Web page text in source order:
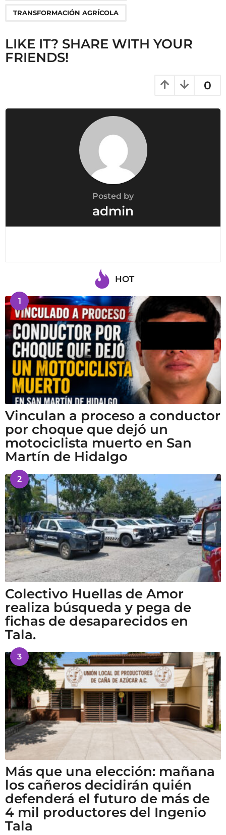
TRANSFORMACIÓN AGRÍCOLA
LIKE IT? SHARE WITH YOUR
FRIENDS!
0
Posted by
admin
HOT
1
Vinculan a proceso a conductor
por choque que dejó un
motociclista muerto en San
Martín de Hidalgo
2
Colectivo Huellas de Amor
realiza búsqueda y pega de
fichas de desaparecidos en
Tala.
3
Más que una elección: mañana
los cañeros decidirán quién
defenderá el futuro de más de
4 mil productores del Ingenio
Tala